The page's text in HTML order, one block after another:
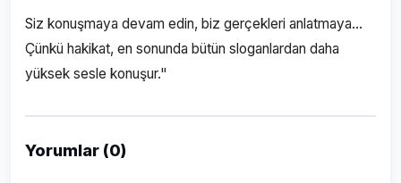
Siz konuşmaya devam edin, biz gerçekleri anlatmaya…
Çünkü hakikat, en sonunda bütün sloganlardan daha
yüksek sesle konuşur."
Yorumlar (0)